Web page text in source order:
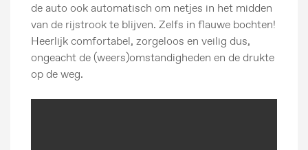
de auto ook automatisch om netjes in het midden
van de rijstrook te blijven. Zelfs in flauwe bochten!
Heerlijk comfortabel, zorgeloos en veilig dus,
ongeacht de (weers)omstandigheden en de drukte
op de weg.